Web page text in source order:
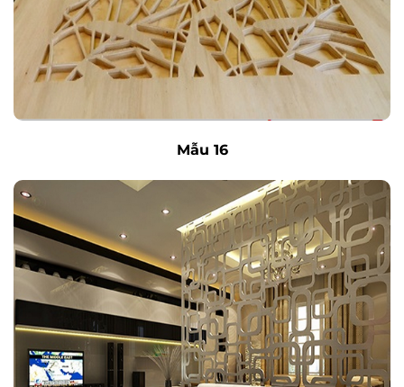
Mẫu 16